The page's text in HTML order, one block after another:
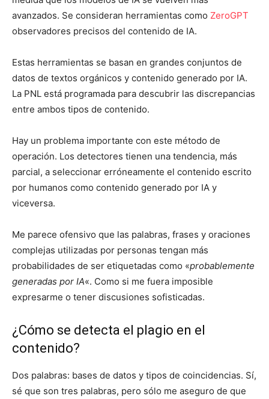
avanzados. Se consideran herramientas como ZeroGPT
observadores precisos del contenido de IA.
Estas herramientas se basan en grandes conjuntos de
datos de textos orgánicos y contenido generado por IA.
La PNL está programada para descubrir las discrepancias
entre ambos tipos de contenido.
Hay un problema importante con este método de
operación. Los detectores tienen una tendencia, más
parcial, a seleccionar erróneamente el contenido escrito
por humanos como contenido generado por IA y
viceversa.
Me parece ofensivo que las palabras, frases y oraciones
complejas utilizadas por personas tengan más
probabilidades de ser etiquetadas como «probablemente
generadas por IA«. Como si me fuera imposible
expresarme o tener discusiones sofisticadas.
¿Cómo se detecta el plagio en el
contenido?
Dos palabras: bases de datos y tipos de coincidencias. Sí,
sé que son tres palabras, pero sólo me aseguro de que